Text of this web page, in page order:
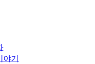
야기